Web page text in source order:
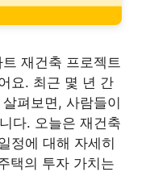
재건축 프로젝트
요. 최근 몇 년 간
펴보면, 사람들이
다. 오늘은 재건축
정에 대해 자세히
택의 투자 가치는